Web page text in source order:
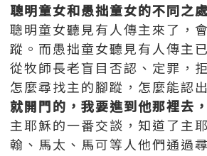
聰明童女和愚拙童女的不同之
聰明童女聽見有人傳主來了，
蹤。而愚拙童女聽見有人傳主
從牧師長老盲目否認、定罪，
怎麼尋找主的腳蹤，怎麼能認
就開門的，我要進到他那裡去
主耶穌的一番交談，知道了主
翰、馬太、馬可等人他們通過